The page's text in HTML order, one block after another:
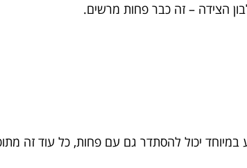
הצידה – זה כבר פחות מרשים.
יכול להסתדר גם עם פחות, כל עוד זה